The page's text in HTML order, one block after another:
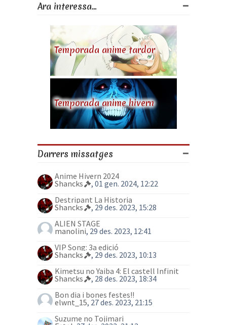
Ara interessa...
Temporada anime tardor
Temporada anime hivern
Darrers missatges
Anime Hivern 2024
Shancks
, 01 gen. 2024, 12:22
Destripant La Historia
Shancks
, 29 des. 2023, 15:28
ALIEN STAGE
manolini, 29 des. 2023, 12:41
VIP Song: 3a edició
Shancks
, 29 des. 2023, 10:13
Kimetsu no Yaiba 4: El castell Infinit
Shancks
, 28 des. 2023, 18:34
Bon dia i bones festes!!
elwnt_15, 27 des. 2023, 21:15
Suzume no Tojimari